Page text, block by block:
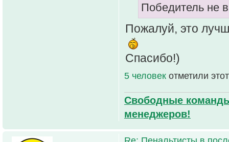
Победитель не
Пожалуй, это
Спасибо!)
5 человек отметили
Свободные
менеджеров!